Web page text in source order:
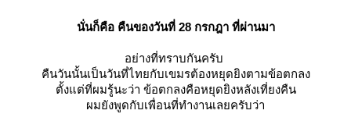
นั่นก็คือ คืนของวันที่ 28 กรกฎา ที่ผ่านมา
อย่างที่ทราบกันครับ
คืนวันนั้นเป็นวันที่ไทยกับเขมรต้องหยุดยิงตามข้อตกลง
ตั้งแต่ที่ผมรู้นะว่า ข้อตกลงคือหยุดยิงหลังเที่ยงคืน
ผมยังพูดกับเพื่อนที่ทำงานเลยครับว่า